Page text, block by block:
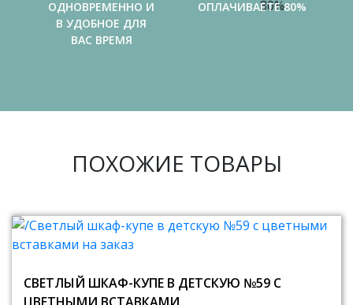
ОДНОВРЕМЕННО И
В УДОБНОЕ ДЛЯ
ВАС ВРЕМЯ
ОПЛАЧИВАЕТЕ 80%
ПОХОЖИЕ ТОВАРЫ
СВЕТЛЫЙ ШКАФ-КУПЕ В ДЕТСКУЮ №59 С